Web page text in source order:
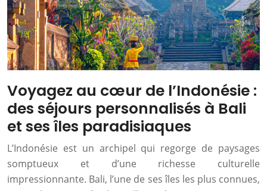
Voyagez au cœur de l’Indonésie :
des séjours personnalisés à Bali
et ses îles paradisiaques
L’Indonésie est un archipel qui regorge de paysages
somptueux et d’une richesse culturelle
impressionnante. Bali, l’une de ses îles les plus connues,